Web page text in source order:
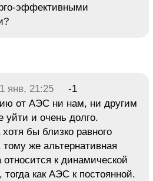
эффективными
янв, 21:25
-1
от АЭС ни нам, ни другим
уйти и очень долго.
хотя бы близко равного
же альтернативная
относится к динамической
тогда как АЭС к постоянной.